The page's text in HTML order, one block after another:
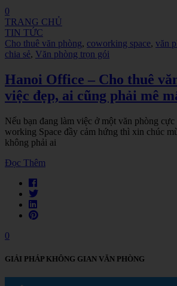
0
TRANG CHỦ
TIN TỨC
Cho thuê văn phòng, coworking space, văn
chia sẻ, Văn phòng trọn gói
Hanoi Office – Cho thuê
việc đẹp, ai cũng phải mê
Nếu bạn đang làm việc ở một văn phòng
working Space đầy cảm hứng thì xin chúc
không phải ai
Đọc Thêm
0
GIẢI PHÁP KHÔNG GIAN VĂN PHÒNG